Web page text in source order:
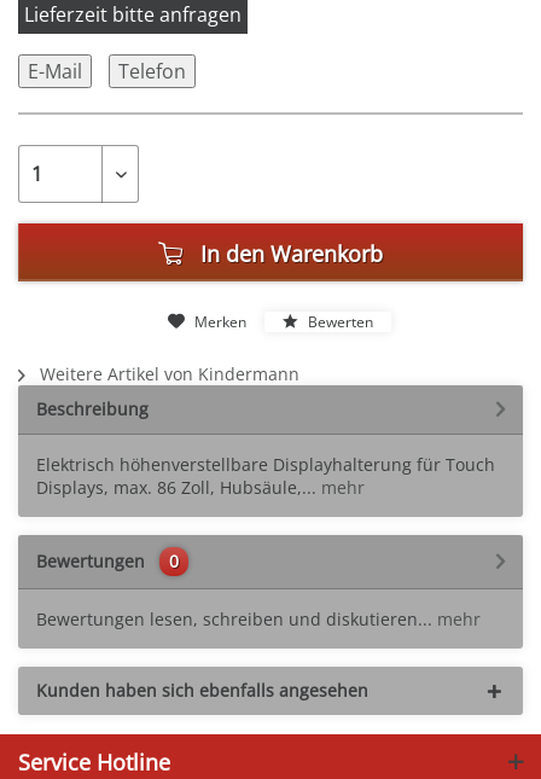
Lieferzeit bitte anfragen
E-Mail Telefon
In den Warenkorb
Merken Bewerten
Weitere Artikel von Kindermann
Beschreibung
Elektrisch höhenverstellbare Displayhalterung für Touch
Displays, max. 86 Zoll, Hubsäule,... mehr
Bewertungen 0
Bewertungen lesen, schreiben und diskutieren... mehr
Kunden haben sich ebenfalls angesehen
Service Hotline